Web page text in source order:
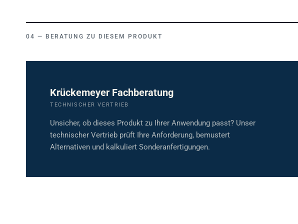
BERATUNG ZU DIESEM PRODUKT
Krückemeyer Fachberatung
TECHNISCHER VERTRIEB
Unsicher, ob dieses Produkt zu Ihrer Anwendung passt? Unser
technischer Vertrieb prüft Ihre Anforderung, bemustert
Alternativen und kalkuliert Sonderanfertigungen.